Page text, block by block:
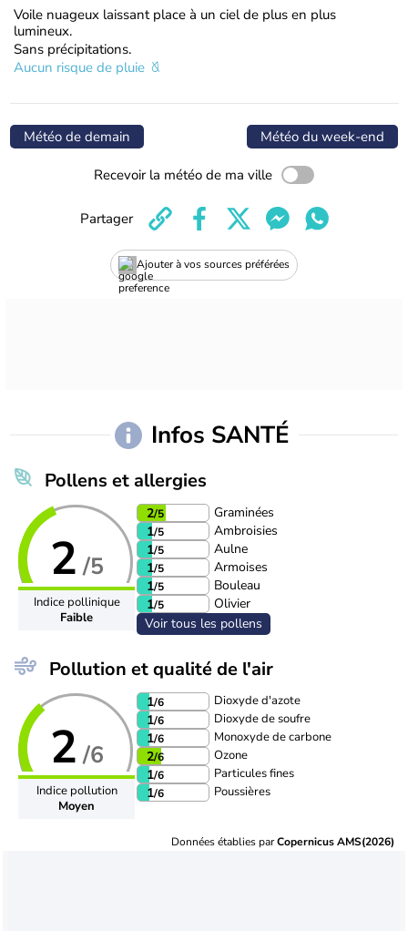
Voile nuageux laissant place à un ciel de plus en plus
lumineux.
Sans précipitations.
Aucun risque de pluie
Météo de demain Météo du week-end
Recevoir la météo de ma ville
Ajouter à vos sources préférées
Partager
Infos SANTÉ
Pollens et allergies
2 /5
Indice pollinique
Faible
2/5
Graminées
1/5
Ambroisies
1/5
Aulne
1/5
Armoises
1/5
Bouleau
1/5
Olivier
Voir tous les pollens
Pollution et qualité de l'air
2 /6
Indice pollution
Moyen
1/6 Dioxyde d'azote
1/6 Dioxyde de soufre
1/6 Monoxyde de carbone
2/6 Ozone
1/6 Particules fines
1/6 Poussières
Données établies parCopernicus AMS(2026)